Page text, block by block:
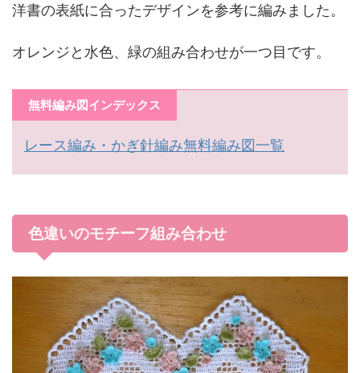
洋書の表紙に合ったデザインを参考に編みました。
オレンジと水色、緑の組み合わせが一つ目です。
無料編み図インデックス
レース編み・かぎ針編み無料編み図一覧
色違いのモチーフ組み合わせ